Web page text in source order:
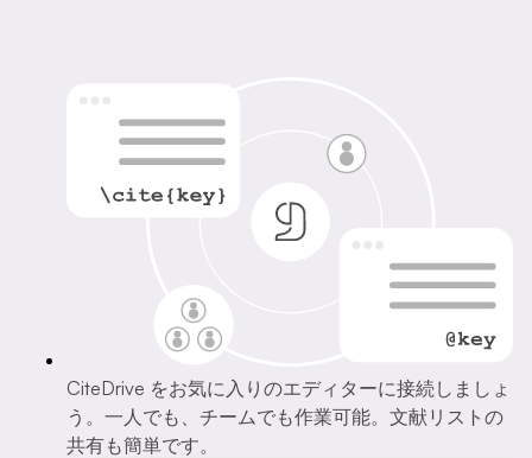
CiteDrive をお気に入りのエディターに接続しましょ
う。一人でも、チームでも作業可能。文献リストの
共有も簡単です。